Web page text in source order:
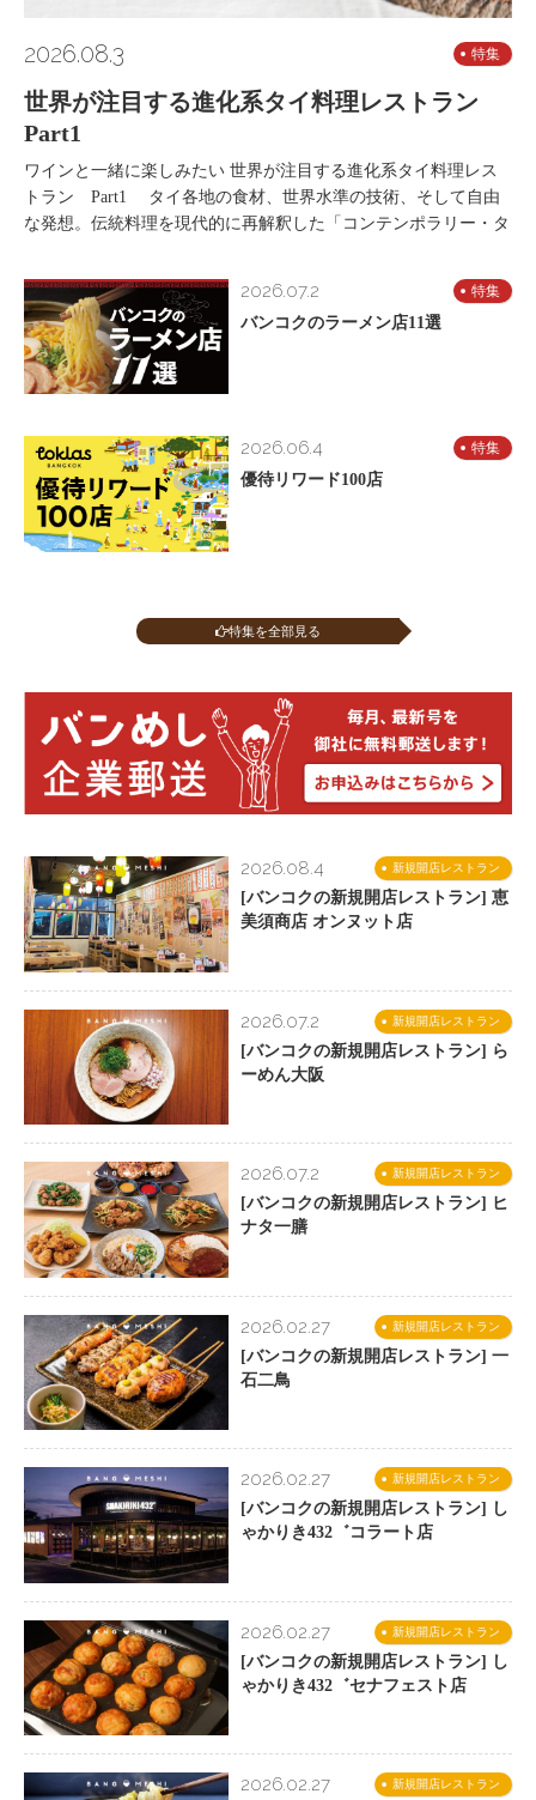
2026.08.3 特集
世界が注目する進化系タイ料理レストラン
Part1
ワインと一緒に楽しみたい 世界が注目する進化系タイ料理レス
トラン Part1 タイ各地の食材、世界水準の技術、そして自由
な発想。伝統料理を現代的に再解釈した「コンテンポラリー・タ
2026.07.2 特集
バンコクのラーメン店11選
2026.06.4 特集
優待リワード100店
特集を全部見る
新規開店レストラン
2026.08.4
[バンコクの新規開店レストラン] 恵
美須商店 オンヌット店
新規開店レストラン
2026.07.2
[バンコクの新規開店レストラン] ら
ーめん大阪
新規開店レストラン
2026.07.2
[バンコクの新規開店レストラン] ヒ
ナタ一膳
新規開店レストラン
2026.02.27
[バンコクの新規開店レストラン] 一
石二鳥
新規開店レストラン
2026.02.27
[バンコクの新規開店レストラン] し
ゃかりき432゛コラート店
新規開店レストラン
2026.02.27
[バンコクの新規開店レストラン] し
ゃかりき432゛セナフェスト店
新規開店レストラン
2026.02.27